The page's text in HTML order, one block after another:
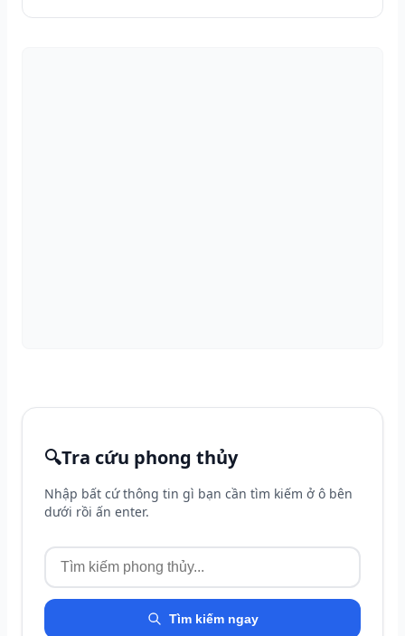
🔍Tra cứu phong thủy
Nhập bất cứ thông tin gì bạn cần tìm kiếm ở ô bên
dưới rồi ấn enter.
Tìm kiếm ngay